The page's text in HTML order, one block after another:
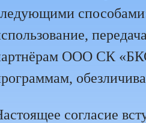
способами:
ООО СК
согласие